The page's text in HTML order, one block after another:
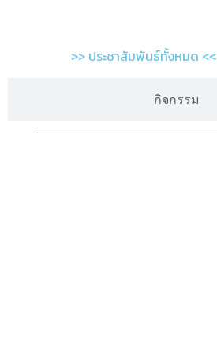
กิจกรรม
>> ประชาสัมพันธ์ทั้งหมด <<